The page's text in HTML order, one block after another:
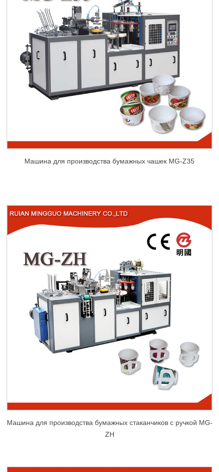
Машина для производства бумажных чашек MG-Z35
Машина для производства бумажных стаканчиков с ручкой MG-
ZH